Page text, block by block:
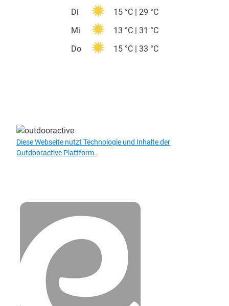
Di
15 °C | 29 °C
Mi
13 °C | 31 °C
Do
15 °C | 33 °C
Diese Webseite nutzt Technologie und Inhalte der
Outdooractive Plattform.